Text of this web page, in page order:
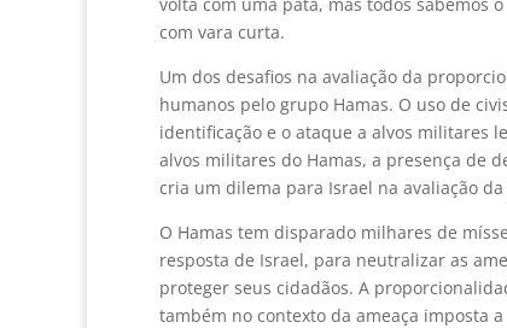
com vara curta.
Um dos desafios na avaliação da
humanos pelo grupo Hamas. O uso de
identificação e o ataque a alvos militares
alvos militares do Hamas, a presença de
cria um dilema para Israel na avaliação
O Hamas tem disparado milhares de
resposta de Israel, para neutralizar as
proteger seus cidadãos. A
também no contexto da ameaça imposta